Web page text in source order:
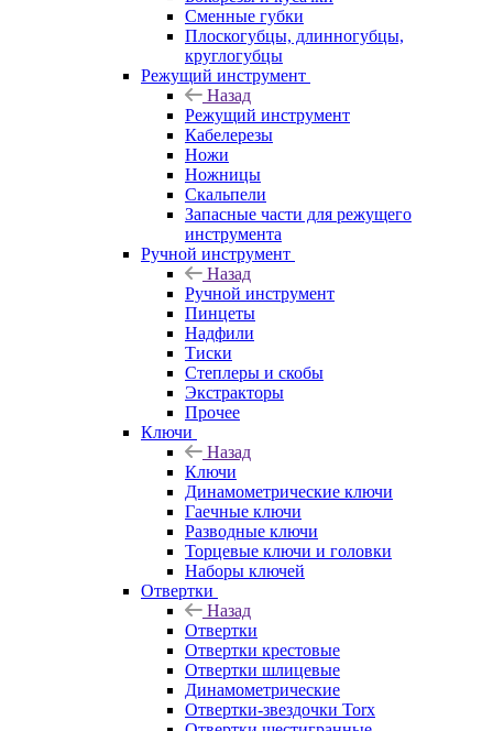
Сменные губки
Плоскогубцы, длинногубцы,
круглогубцы
Режущий инструмент
Назад
Режущий инструмент
Кабелерезы
Ножи
Ножницы
Скальпели
Запасные части для режущего
инструмента
Ручной инструмент
Назад
Ручной инструмент
Пинцеты
Надфили
Тиски
Степлеры и скобы
Экстракторы
Прочее
Ключи
Назад
Ключи
Динамометрические ключи
Гаечные ключи
Разводные ключи
Торцевые ключи и головки
Наборы ключей
Отвертки
Назад
Отвертки
Отвертки крестовые
Отвертки шлицевые
Динамометрические
Отвертки-звездочки Torx